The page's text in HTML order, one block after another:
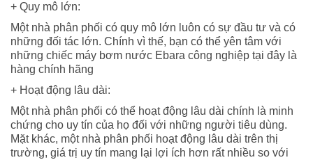
+ Quy mô lớn:
Một nhà phân phối có quy mô lớn luôn có sự đầu tư và có
những đối tác lớn. Chính vì thế, bạn có thể yên tâm với
những chiếc máy bơm nước Ebara công nghiệp tại đây là
hàng chính hãng
+ Hoạt động lâu dài:
Một nhà phân phối có thể hoạt động lâu dài chính là minh
chứng cho uy tín của họ đối với những người tiêu dùng.
Mặt khác, một nhà phân phối hoạt động lâu dài trên thị
trường, giá trị uy tín mang lại lợi ích hơn rất nhiều so với